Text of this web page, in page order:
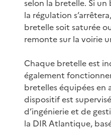
selon la bretelle. Si
la régulation
bretelle soit saturée
remonte sur la voirie
Chaque bretelle est
également
bretelles équipées en
dispositif est
d’ingénierie et de
la DIR Atlantique,